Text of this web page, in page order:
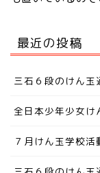
最近の投稿
三石６段のけん
全日本少年少女け
７月けん玉学校